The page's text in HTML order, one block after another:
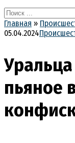
Search
for:
Главная »
05.04.2024
пьяное